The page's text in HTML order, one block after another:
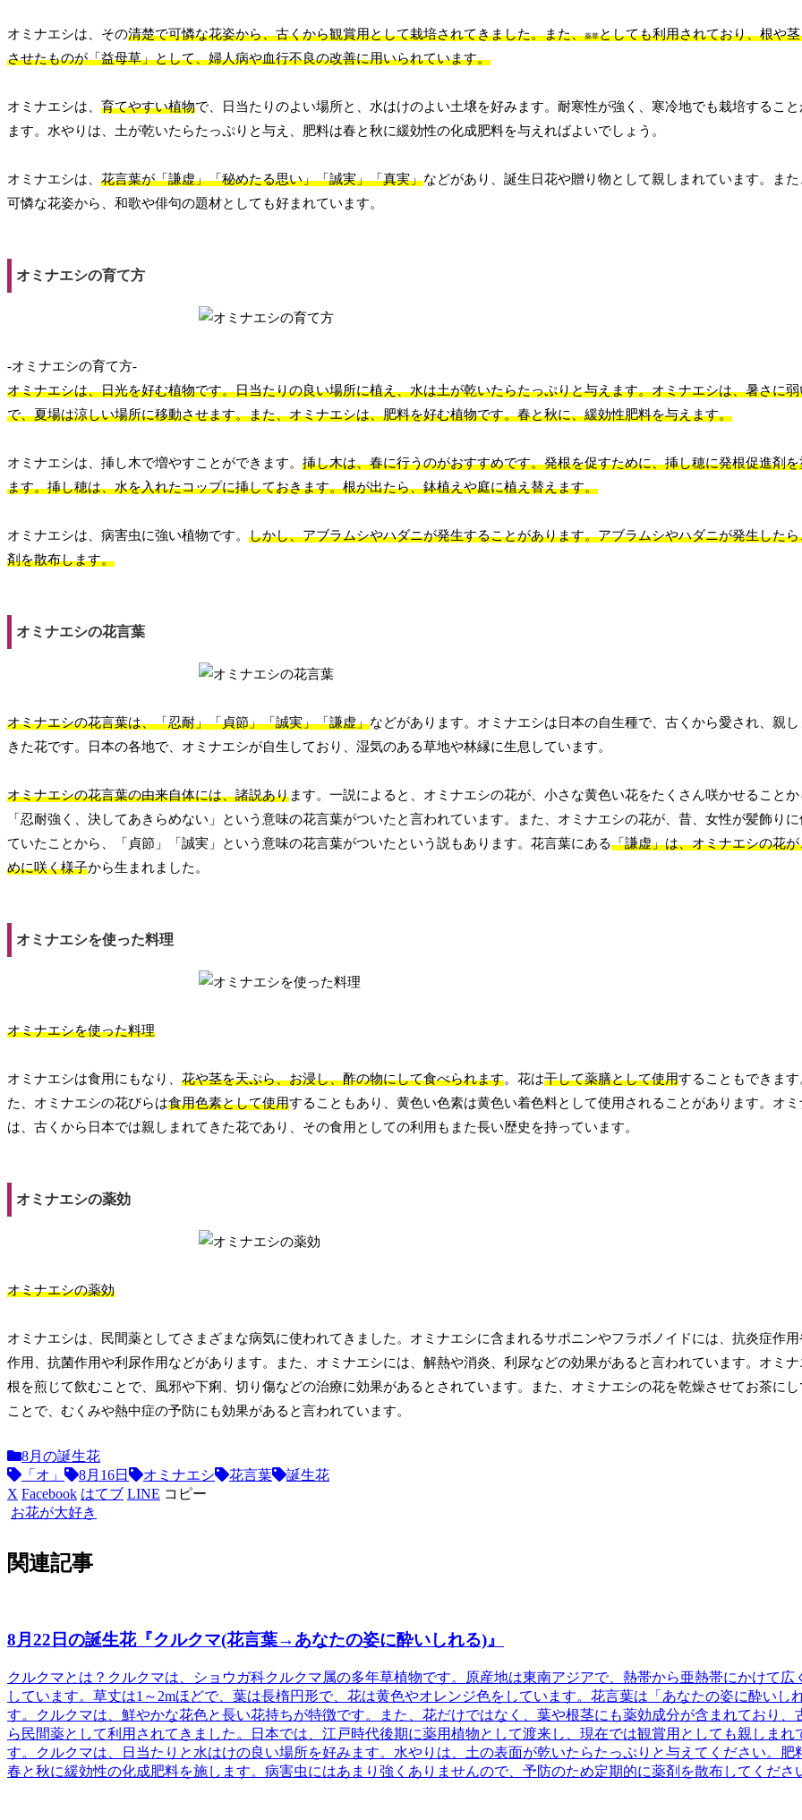
オミナエシは、その清楚で可憐な花姿から、古くから観賞用として栽培されてきました。また、薬草としても利用されており、根や
させたものが「益母草」として、婦人病や血行不良の改善に用いられています。
オミナエシは、 育てやすい植物で、日当たりのよい場所と、水はけのよい土壌を好みます。耐寒性が強く、寒冷地でも栽培すること
ます。水やりは、土が乾いたらたっぷりと与え、肥料は春と秋に緩効性の化成肥料を与えればよいでしょう。
オミナエシは、 花言葉が「謙虚」「秘めたる思い」「誠実」「真実」などがあり、誕生日花や贈り物として親しまれています。ま
可憐な花姿から、和歌や俳句の題材としても好まれています。
オミナエシの育て方
-オミナエシの育て方-
オミナエシは、日光を好む植物です。日当たりの良い場所に植え、水は土が乾いたらたっぷりと与えます。オミナエシは、暑さに弱
で、夏場は涼しい場所に移動させます。また、オミナエシは、肥料を好む植物です。春と秋に、緩効性肥料を与えます。
オミナエシは、挿し木で増やすことができます。 挿し木は、春に行うのがおすすめです。発根を促すために、挿し穂に発根促進剤
ます。挿し穂は、水を入れたコップに挿しておきます。根が出たら、鉢植えや庭に植え替えます。
オミナエシは、病害虫に強い植物です。 しかし、アブラムシやハダニが発生することがあります。アブラムシやハダニが発生した
剤を散布します。
オミナエシの花言葉
オミナエシの花言葉は、「忍耐」「貞節」「誠実」「謙虚」などがあります。オミナエシは日本の自生種で、古くから愛され、親し
きた花です。日本の各地で、オミナエシが自生しており、湿気のある草地や林縁に生息しています。
オミナエシの花言葉の由来自体には、諸説あります。一説によると、オミナエシの花が、小さな黄色い花をたくさん咲かせることか
「忍耐強く、決してあきらめない」という意味の花言葉がついたと言われています。また、オミナエシの花が、昔、女性が髪飾り
ていたことから、「貞節」「誠実」という意味の花言葉がついたという説もあります。花言葉にある「謙虚」は、オミナエシの花
めに咲く様子から生まれました。
オミナエシを使った料理
オミナエシを使った料理
オミナエシは食用にもなり、 花や茎を天ぷら、お浸し、酢の物にして食べられます。花は干して薬膳として使用することもできます
た、オミナエシの花びらは食用色素として使用することもあり、黄色い色素は黄色い着色料として使用されることがあります。オミ
は、古くから日本では親しまれてきた花であり、その食用としての利用もまた長い歴史を持っています。
オミナエシの薬効
オミナエシの薬効
オミナエシは、民間薬としてさまざまな病気に使われてきました。オミナエシに含まれるサポニンやフラボノイドには、抗炎症作用
作用、抗菌作用や利尿作用などがあります。また、オミナエシには、解熱や消炎、利尿などの効果があると言われています。オミ
根を煎じて飲むことで、風邪や下痢、切り傷などの治療に効果があるとされています。また、オミナエシの花を乾燥させてお茶にし
ことで、むくみや熱中症の予防にも効果があると言われています。
8月の誕生花
「オ」
8月16日 オミナエシ 花言葉
誕生花
X Facebook はてブ LINE コピー
お花が大好き
関連記事
8月22日の誕生花『クルクマ(花言葉→あなたの姿に酔いしれる)』
クルクマとは？ クルクマは、ショウガ科クルクマ属の多年草植物です。原産地は東南アジアで、熱帯から亜熱帯にかけて広
しています。草丈は1～2mほどで、葉は長楕円形で、花は黄色やオレンジ色をしています。花言葉は「あなたの姿に酔いし
す。クルクマは、鮮やかな花色と長い花持ちが特徴です。また、花だけではなく、葉や根茎にも薬効成分が含まれており、
ら民間薬として利用されてきました。日本では、江戸時代後期に薬用植物として渡来し、現在では観賞用としても親しまれ
す。クルクマは、日当たりと水はけの良い場所を好みます。水やりは、土の表面が乾いたらたっぷりと与えてください。肥
春と秋に緩効性の化成肥料を施します。病害虫にはあまり強くありませんので、予防のため定期的に薬剤を散布してくださ